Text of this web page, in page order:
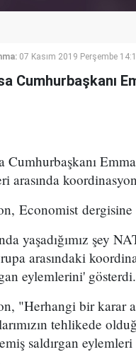
07 Kasım 2019 Perşembe
Cumhurbaşkanı
Cumhurbaşkanı
arasında
Economist dergisine
yaşadığımız şey
arasındaki
eylemlerini' gösterdi.
"Herhangi bir karar
tehlikede
saldırgan